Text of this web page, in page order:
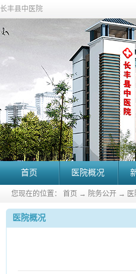
长丰县中医院
首页 医院概况
您现在的位置： 首页 → 院务公开 →
医院概况